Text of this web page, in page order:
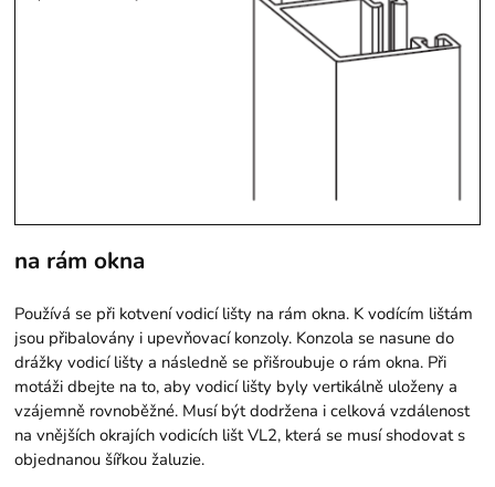
na rám okna
Používá se při kotvení vodicí lišty na rám okna. K vodícím lištám
jsou přibalovány i upevňovací konzoly. Konzola se nasune do
drážky vodicí lišty a následně se přišroubuje o rám okna. Při
motáži dbejte na to, aby vodicí lišty byly vertikálně uloženy a
vzájemně rovnoběžné. Musí být dodržena i celková vzdálenost
na vnějších okrajích vodicích lišt VL2, která se musí shodovat s
objednanou šířkou žaluzie.